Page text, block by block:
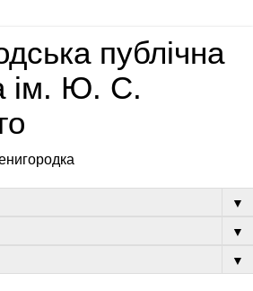
публічна
ім. Ю. С.
▼
▼
▼